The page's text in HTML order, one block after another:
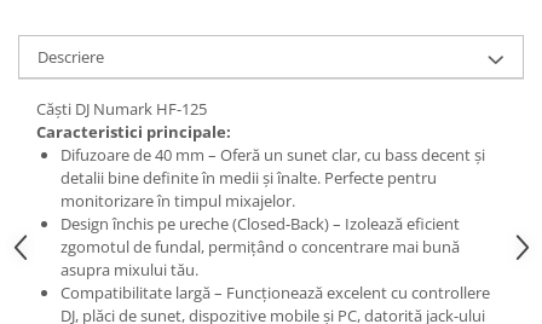
Convertoare AD/DA
Interfete audio
Interfete MIDI si Cabluri Midi-USB
Microfoane de studio
Monitoare de studio
Pop filtre
Preamplificatoare
Protectii antifonice pentru urechi
Rack studio
Recordere de studio
Descriere
Căști DJ Numark HF-125
Caracteristici principale:
Difuzoare de 40 mm – Oferă un sunet clar, cu bass decent și
detalii bine definite în medii și înalte. Perfecte pentru
monitorizare în timpul mixajelor.
Design închis pe ureche (Closed-Back) – Izolează eficient
zgomotul de fundal, permițând o concentrare mai bună
asupra mixului tău.
Compatibilitate largă – Funcționează excelent cu controllere
DJ, plăci de sunet, dispozitive mobile și PC, datorită jack-ului